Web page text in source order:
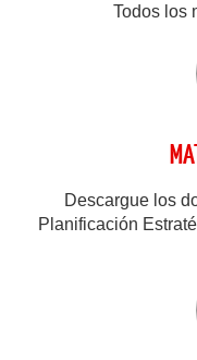
Todos los
Descargue los
Planificación